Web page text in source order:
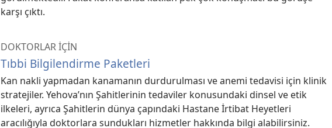
karşı çıktı.
DOKTORLAR İÇİN
Tıbbi Bilgilendirme Paketleri
Kan nakli yapmadan kanamanın durdurulması ve anemi tedavisi için klinik
stratejiler. Yehova’nın Şahitlerinin tedaviler konusundaki dinsel ve etik
ilkeleri, ayrıca Şahitlerin dünya çapındaki Hastane İrtibat Heyetleri
aracılığıyla doktorlara sundukları hizmetler hakkında bilgi alabilirsiniz.